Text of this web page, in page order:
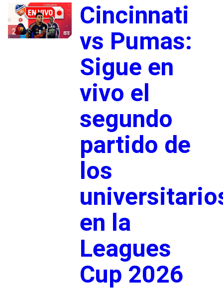
2
Cincinnati
vs Pumas:
Sigue en
vivo el
segundo
partido de
los
en la
Leagues
Cup 2026